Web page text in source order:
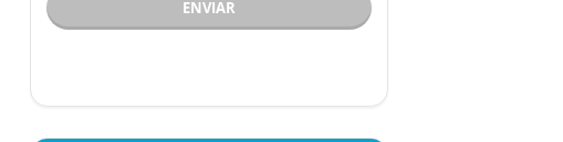
ENVIAR